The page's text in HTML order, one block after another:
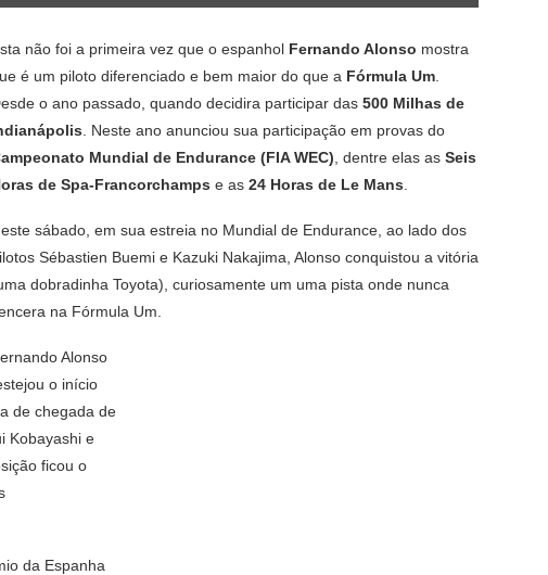
não foi a primeira vez que o espanhol Fernando Alonso mostra
é um piloto diferenciado e bem maior do que a Fórmula Um
o ano passado, quando decidira participar das 500 Milhas de
. Neste ano anunciou sua participação em provas do
Mundial de Endurance (FIA WEC) , dentre elas as Seis
de Spa-Francorchamps e as 24 Horas de Le Mans
sábado, em sua estreia no Mundial de Endurance, ao lado dos
Sébastien Buemi e Kazuki Nakajima, Alonso conquistou a vitória
dobradinha Toyota), curiosamente um uma pista onde nunca
na Fórmula Um.
Alonso
o início
de chegada de
Kobayashi e
ficou o
da Espanha